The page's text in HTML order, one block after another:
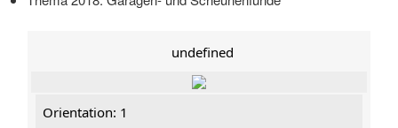
undefined
Orientation: 1